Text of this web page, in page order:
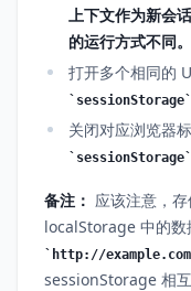
上下文作为新会
的运行方式不同。
打开多个相同的
sessionStorage
关闭对应浏览器
sessionStorage
备注： 应该注意，
localStorage 中的数
http://example.com
sessionStorage 相互